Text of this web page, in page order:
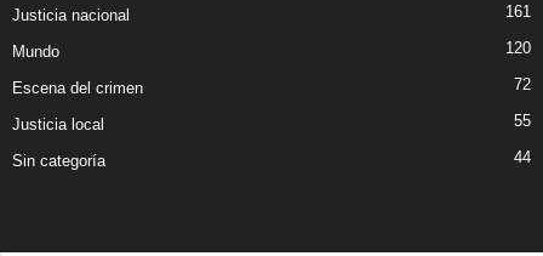
Justicia nacional 161
Mundo 120
Escena del crimen 72
Justicia local 55
Sin categoría 44